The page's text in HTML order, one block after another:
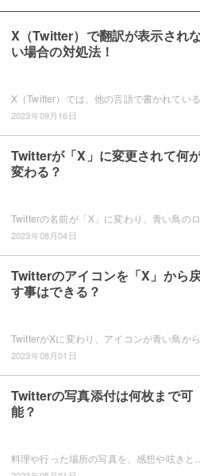
X（Twitter）で翻訳が表示され
い場合の対処法！
2023年09月16日
Twitterが「X」に変更されて何
変わる？
2023年08月04日
Twitterのアイコンを「X」から
す事はできる？
2023年08月01日
Twitterの写真添付は何枚まで可
能？